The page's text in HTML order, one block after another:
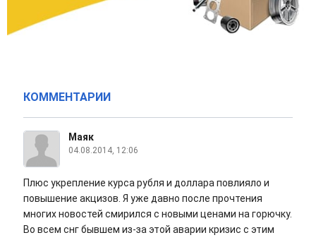
КОММЕНТАРИИ
Маяк
04.08.2014, 12:06
Плюс укрепление курса рубля и доллара повлияло и
повышение акцизов. Я уже давно после прочтения
многих новостей смирился с новыми ценами на горючку.
Во всем снг бывшем из-за этой аварии кризис с этим